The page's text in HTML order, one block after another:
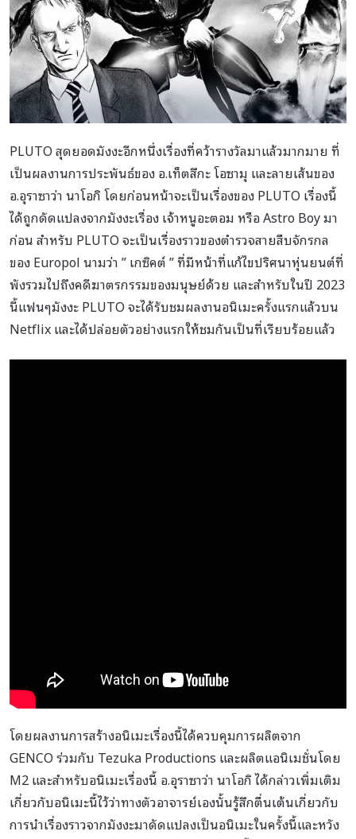
PLUTO สุดยอดมังงะอีกหนึ่งเรื่องที่คว้ารางวัลมาแล้วมากมาย ที่
เป็นผลงานการประพันธ์ของ อ.เท็ตสึกะ โอซามุ และลายเส้นของ
อ.อุราซาว่า นาโอกิ โดยก่อนหน้าจะเป็นเรื่องของ PLUTO เรื่องนี้
ได้ถูกดัดแปลงจากมังงะเรื่อง เจ้าหนูอะตอม หรือ Astro Boy มา
ก่อน สำหรับ PLUTO จะเป็นเรื่องราวของตำรวจสายสืบจักรกล
ของ Europol นามว่า ” เกซิคต์ ” ที่มีหน้าที่แก้ไขปริศนาหุ่นยนต์ที่
พังรวมไปถึงคดีฆาตรกรรมของมนุษย์ด้วย และสำหรับในปี 2023
นี้แฟนๆมังงะ PLUTO จะได้รับชมผลงานอนิเมะครั้งแรกแล้วบน
Netflix และได้ปล่อยตัวอย่างแรกให้ชมกันเป็นที่เรียบร้อยแล้ว
โดยผลงานการสร้างอนิเมะเรื่องนี้ได้ควบคุมการผลิตจาก
GENCO ร่วมกับ Tezuka Productions และผลิตแอนิเมชั่นโดย
M2 และสำหรับอนิเมะเรื่องนี้ อ.อุราซาว่า นาโอกิ ได้กล่าวเพิ่มเติม
เกี่ยวกับอนิเมะนี้ไว้ว่าทางตัวอาจารย์เองนั้นรู้สึกตื่นเต้นเกี่ยวกับ
การนำเรื่องราวจากมังงะมาดัดแปลงเป็นอนิเมะในครั้งนี้และหวัง